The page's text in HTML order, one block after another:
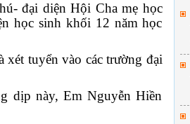
đại diện Hội Cha mẹ học
học sinh khối 12 năm học
tuyển vào các trường đại
dịp này, Em Nguyễn Hiền